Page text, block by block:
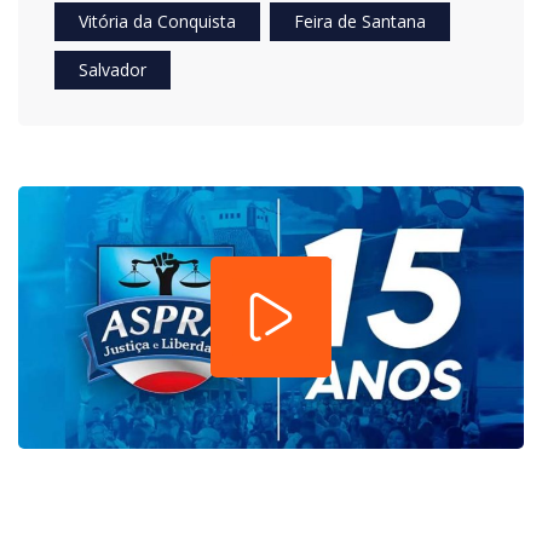
Vitória da Conquista Feira de Santana
Salvador